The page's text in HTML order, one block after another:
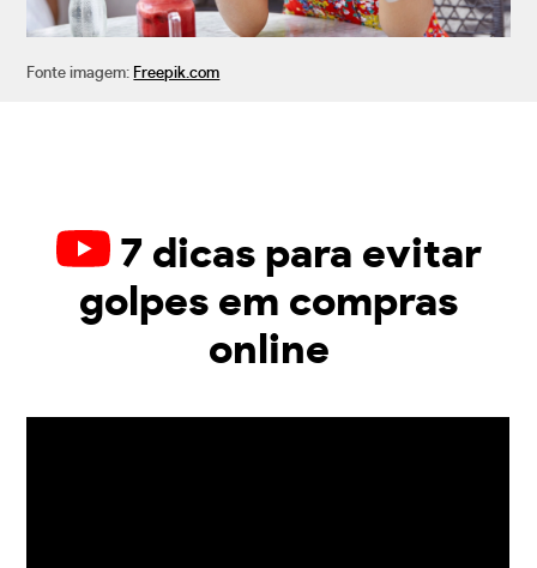
Fonte imagem: Freepik.com
7 dicas para evitar
golpes em compras
online